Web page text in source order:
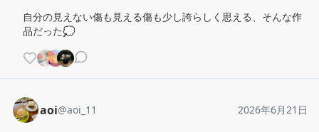
自分の見えない傷も見える傷も少し誇らしく思える、そんな作
品だった💭
aoi@aoi_11 2026年6月21日